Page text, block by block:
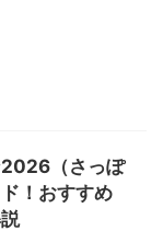
2026（さっぽ
！おすすめ